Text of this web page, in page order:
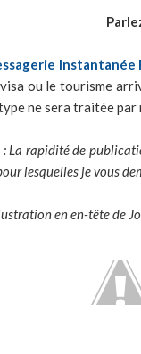
Instantanée
ou le tourisme
ne sera traitée par
: La rapidité de
lesquelles je vous
en en-tête de